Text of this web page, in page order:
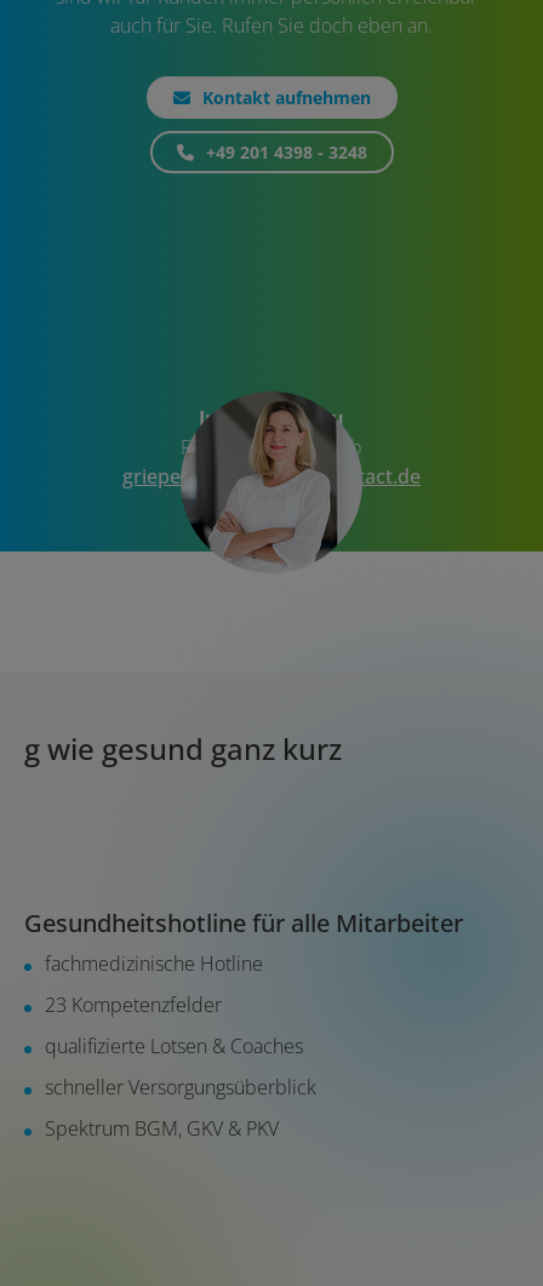
auch für Sie. Rufen Sie doch eben an.
Kontakt aufnehmen
+49 201 4398 - 3248
Iris Griepernau
Fachbereich Vertrieb
griepernaui
@medical-contact.de
g wie gesund ganz kurz
Gesundheitshotline für alle Mitarbeiter
fachmedizinische Hotline
23 Kompetenzfelder
qualifizierte Lotsen & Coaches
schneller Versorgungsüberblick
Spektrum BGM, GKV & PKV